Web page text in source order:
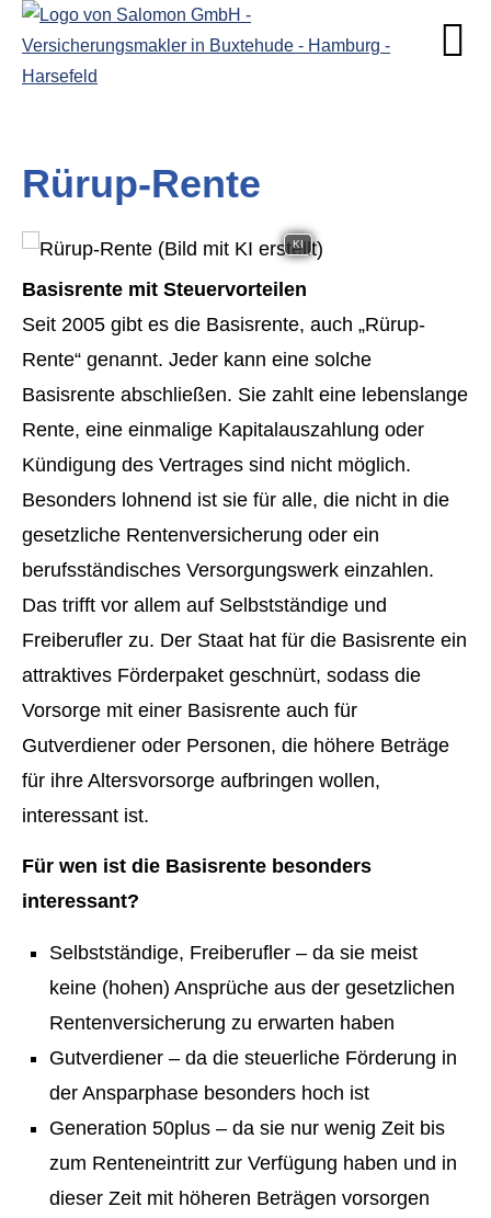
Rürup-Rente
KI
Basisrente mit Steuervorteilen
Seit 2005 gibt es die Basisrente, auch „Rürup-
Rente“ genannt. Jeder kann eine solche
Basisrente abschließen. Sie zahlt eine lebenslange
Rente, eine einmalige Kapitalauszahlung oder
Kündigung des Vertrages sind nicht möglich.
Besonders lohnend ist sie für alle, die nicht in die
gesetzliche Rentenversicherung oder ein
berufsständisches Versorgungswerk einzahlen.
Das trifft vor allem auf Selbstständige und
Freiberufler zu. Der Staat hat für die Basisrente ein
attraktives Förderpaket geschnürt, sodass die
Vorsorge mit einer Basisrente auch für
Gutverdiener oder Per­sonen, die höhere Beträge
für ihre Alters­vorsorge aufbringen wollen,
interessant ist.
Für wen ist die Basisrente besonders
interessant?
Selbstständige, Freiberufler – da sie meist
keine (hohen) Ansprüche aus der gesetzlichen
Rentenversicherung zu erwarten haben
Gutverdiener – da die steuerliche Förderung in
der Ansparphase besonders hoch ist
Generation 50plus – da sie nur wenig Zeit bis
zum Renteneintritt zur Verfügung haben und in
dieser Zeit mit höheren Beträgen vorsorgen